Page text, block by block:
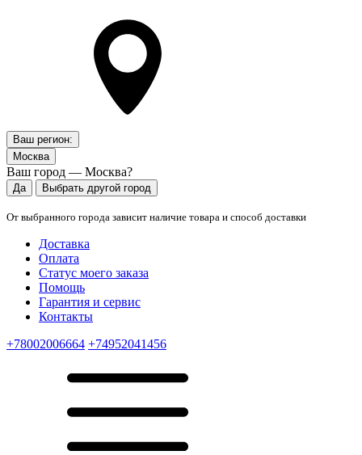
Ваш регион:
Москва
Ваш город — Москва?
Да Выбрать другой город
От выбранного города зависит наличие товара и способ доставки
Доставка
Оплата
Статус моего заказа
Помощь
Гарантия и сервис
Контакты
+78002006664 +74952041456